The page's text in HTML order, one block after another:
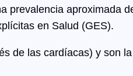
prevalencia aproximada
en Salud (GES).
de las cardíacas) y son